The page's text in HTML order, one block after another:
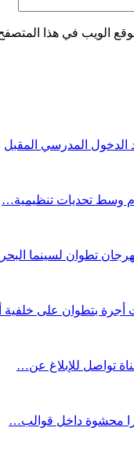
الويب في هذا
الدخول المدرسي المقبل
وسط تحديات تنظيمية…
أجرة بتطوان على
تواصل للإبلاغ عن…